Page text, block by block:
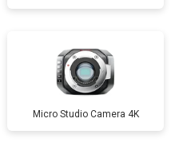
Micro Studio Camera 4K